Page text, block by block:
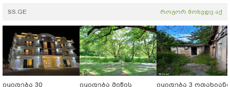
SS.GE როგორ მოხვდე აქ
იყიდება 30
იყიდება მიწის
იყიდება 3 ოთახიანი